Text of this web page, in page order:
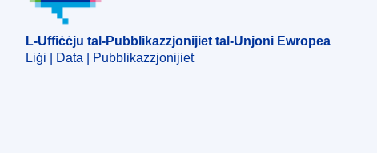
L-Uffiċċju tal-Pubblikazzjonijiet tal-Unjoni Ewropea
Liġi | Data | Pubblikazzjonijiet